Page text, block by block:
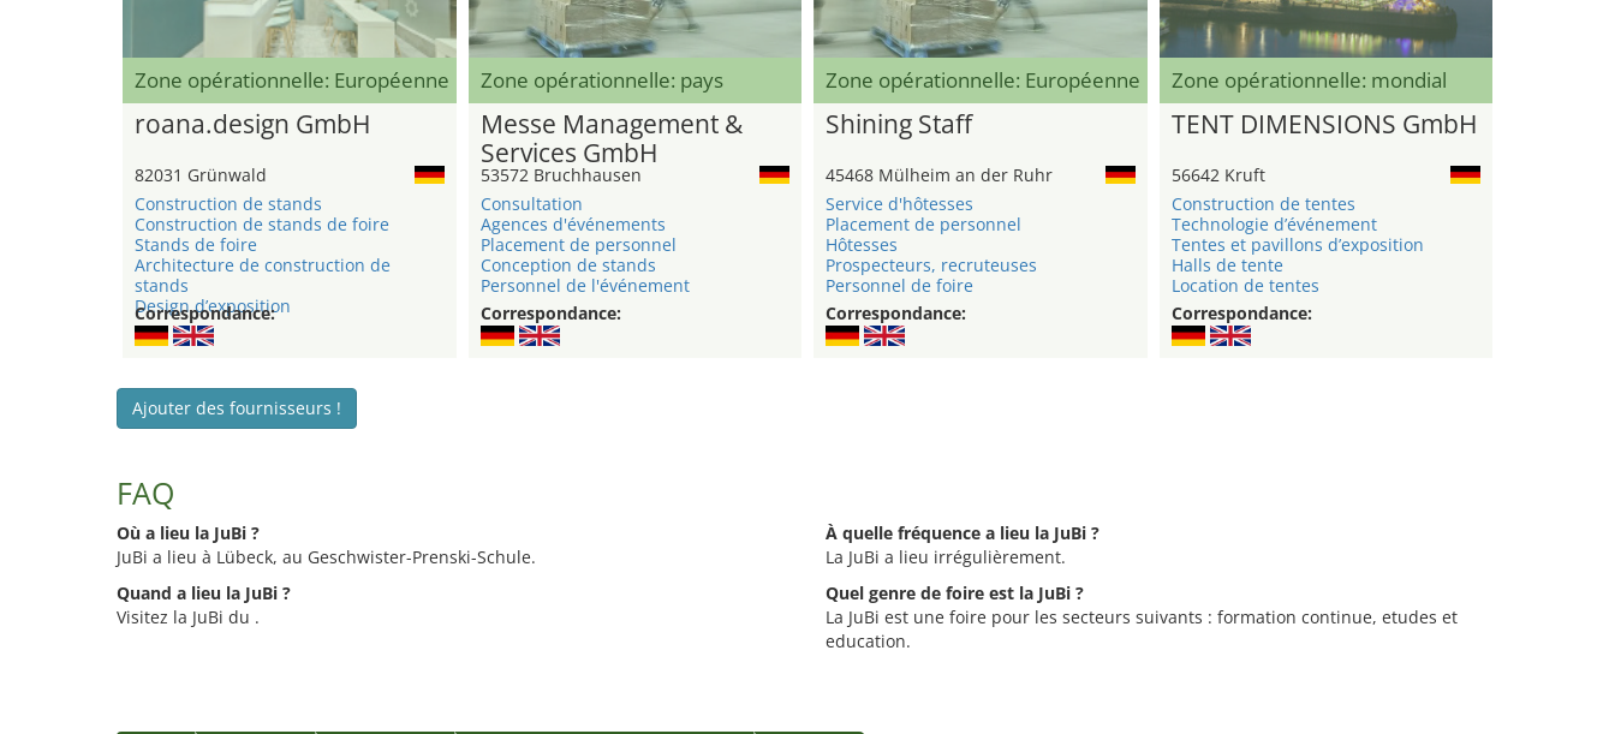
Zone opérationnelle: Européenne
roana.design GmbH
82031 Grünwald
Construction de stands
Construction de stands de foire
Stands de foire
Architecture de construction de
stands
Design d’exposition
Correspondance:
Zone opérationnelle: pays
Messe Management &
Services GmbH
53572 Bruchhausen
Consultation
Agences d'événements
Placement de personnel
Conception de stands
Personnel de l'événement
Correspondance:
Zone opérationnelle: Européenne
Shining Staff
45468 Mülheim an der Ruhr
Service d'hôtesses
Placement de personnel
Hôtesses
Prospecteurs, recruteuses
Personnel de foire
Correspondance:
Zone opérationnelle: mondial
TENT DIMENSIONS GmbH
56642 Kruft
Construction de tentes
Technologie d’événement
Tentes et pavillons d’exposition
Halls de tente
Location de tentes
Correspondance:
Ajouter des fournisseurs !
FAQ
Où a lieu la JuBi ?
JuBi a lieu à Lübeck, au Geschwister-Prenski-Schule.
Quand a lieu la JuBi ?
Visitez la JuBi du .
À quelle fréquence a lieu la JuBi ?
La JuBi a lieu irrégulièrement.
Quel genre de foire est la JuBi ?
La JuBi est une foire pour les secteurs suivants : formation continue, etudes et
education.